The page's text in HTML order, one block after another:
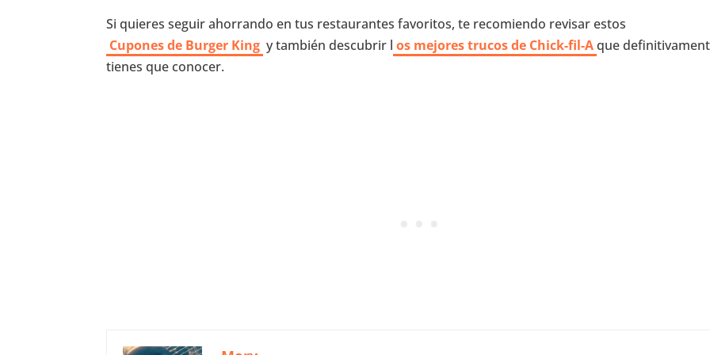
Si quieres seguir ahorrando en tus restaurantes favoritos, te recomiendo revisar estos
Cupones de Burger King y también descubrir l os mejores trucos de Chick-fil-A que
tienes que conocer.